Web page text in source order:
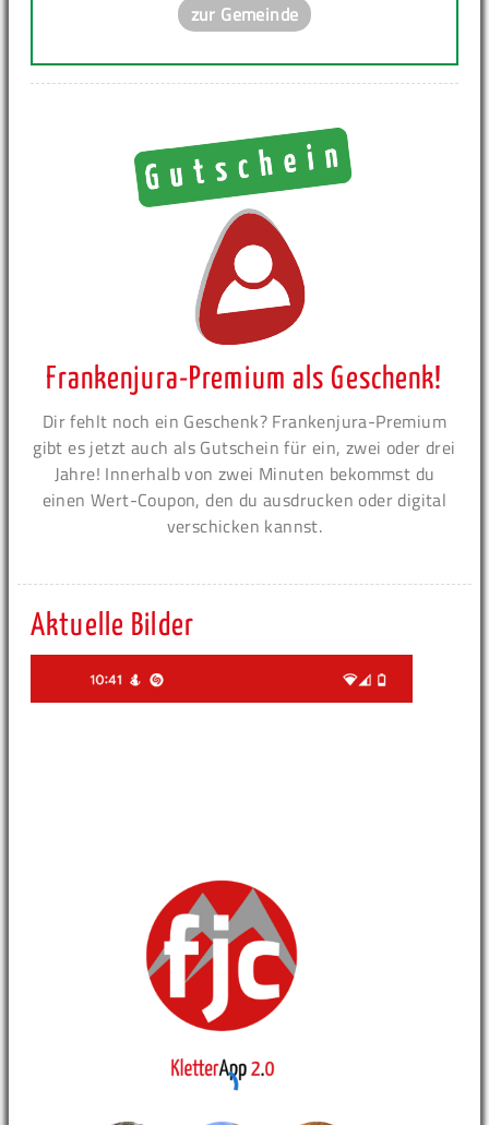
zur Gemeinde
Frankenjura-Premium als Geschenk!
Dir fehlt noch ein Geschenk? Frankenjura-Premium
gibt es jetzt auch als Gutschein für ein, zwei oder drei
Jahre! Innerhalb von zwei Minuten bekommst du
einen Wert-Coupon, den du ausdrucken oder digital
verschicken kannst.
Aktuelle Bilder